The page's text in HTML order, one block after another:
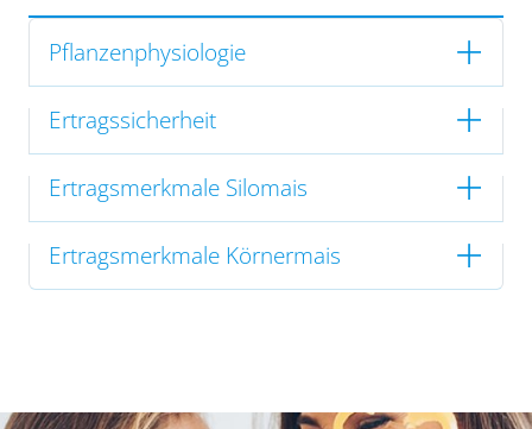
Pflanzenphysiologie
Ertragssicherheit
Ertragsmerkmale Silomais
Ertragsmerkmale Körnermais